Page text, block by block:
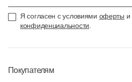
Я согласен с условиями оферты и
конфиденциальности
Покупателям